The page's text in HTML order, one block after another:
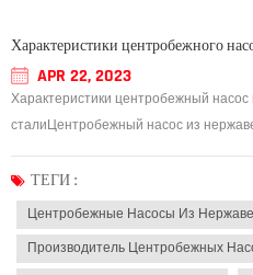
Характеристики центробежного
APR 22, 2023
Характеристики центробежный
сталиЦентробежный насос из
химической промышленности. Насос
преимуществ, таких как широкий
ТЕГИ :
Центробежные Насосы Из
Производитель Центробежных